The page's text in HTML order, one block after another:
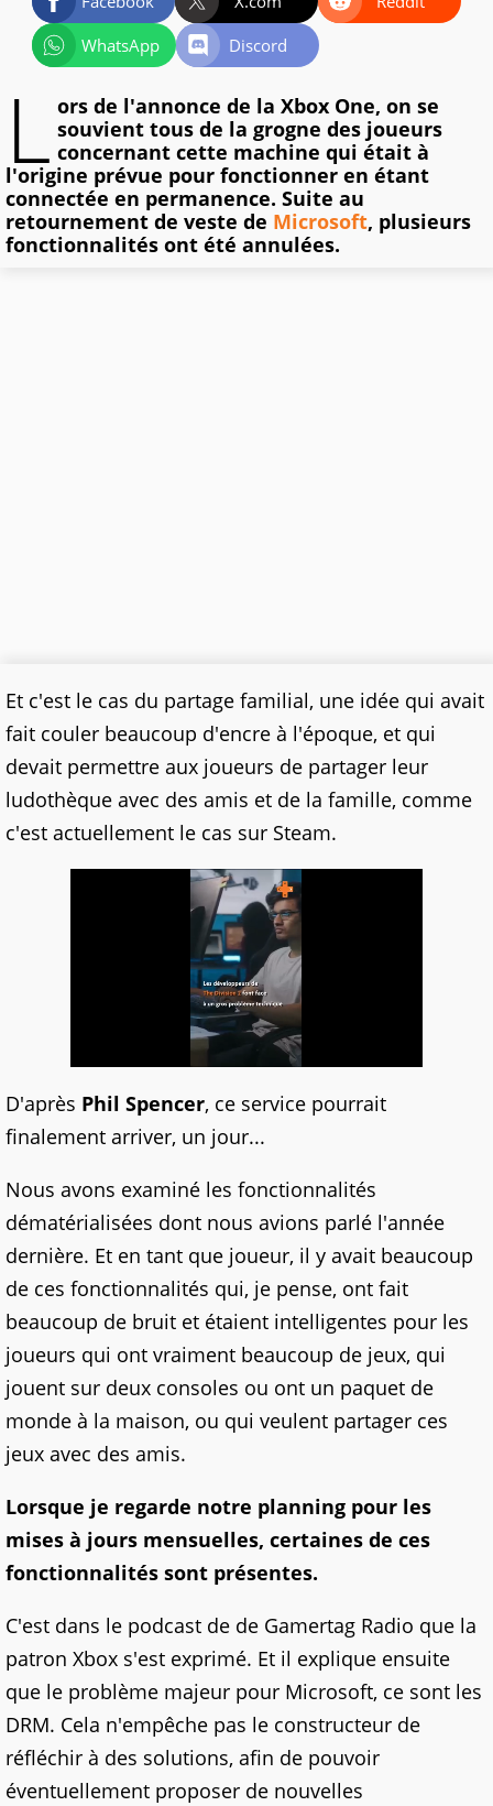
WhatsApp
Discord
L ors de l'annonce de la Xbox One, on se
souvient tous de la grogne des joueurs
concernant cette machine qui était à
l'origine prévue pour fonctionner en étant
connectée en permanence. Suite au
retournement de veste de Microsoft, plusieurs
fonctionnalités ont été annulées.
Et c'est le cas du partage familial, une idée qui avait
fait couler beaucoup d'encre à l'époque, et qui
devait permettre aux joueurs de partager leur
ludothèque avec des amis et de la famille, comme
c'est actuellement le cas sur Steam.
D'après Phil Spencer, ce service pourrait
finalement arriver, un jour...
Nous avons examiné les fonctionnalités
dématérialisées dont nous avions parlé l'année
dernière. Et en tant que joueur, il y avait beaucoup
de ces fonctionnalités qui, je pense, ont fait
beaucoup de bruit et étaient intelligentes pour les
joueurs qui ont vraiment beaucoup de jeux, qui
jouent sur deux consoles ou ont un paquet de
monde à la maison, ou qui veulent partager ces
jeux avec des amis.
Lorsque je regarde notre planning pour les
mises à jours mensuelles, certaines de ces
fonctionnalités sont présentes.
C'est dans le podcast de de Gamertag Radio que la
patron Xbox s'est exprimé. Et il explique ensuite
que le problème majeur pour Microsoft, ce sont les
DRM. Cela n'empêche pas le constructeur de
réfléchir à des solutions, afin de pouvoir
éventuellement proposer de nouvelles